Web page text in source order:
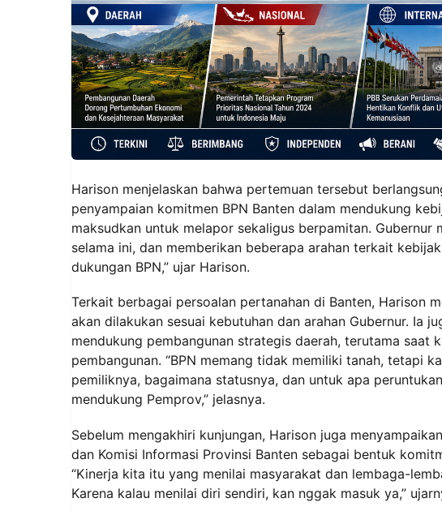
Harison menjelaskan bahwa pertemuan tersebut
penyampaian komitmen BPN Banten dalam mendukung
maksudkan untuk melapor sekaligus berpamitan.
selama ini, dan memberikan beberapa arahan terkait
dukungan BPN,” ujar Harison.
Terkait berbagai persoalan pertanahan di Banten, Harison
akan dilakukan sesuai kebutuhan dan arahan Gubernur. Ia
mendukung pembangunan strategis daerah, terutama saat
pembangunan. “BPN memang tidak memiliki tanah, tetapi
pemiliknya, bagaimana statusnya, dan untuk apa
mendukung Pemprov,” jelasnya.
Sebelum mengakhiri kunjungan, Harison juga
dan Komisi Informasi Provinsi Banten sebagai bentuk
“Kinerja kita itu yang menilai masyarakat dan lembaga-
Karena kalau menilai diri sendiri, kan nggak masuk ya,”